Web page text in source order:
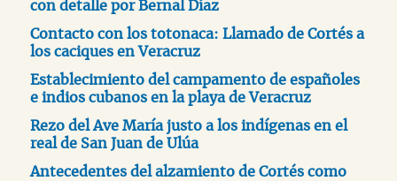
con detalle por Bernal Díaz
Contacto con los totonaca: Llamado de Cortés a
los caciques en Veracruz
Establecimiento del campamento de españoles
e indios cubanos en la playa de Veracruz
Rezo del Ave María justo a los indígenas en el
real de San Juan de Ulúa
Antecedentes del alzamiento de Cortés como